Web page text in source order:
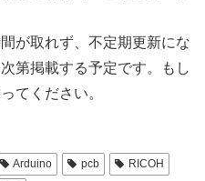
が取れず、不定期更新にな
第掲載する予定です。もし
てください。
Arduino pcb
RICOH